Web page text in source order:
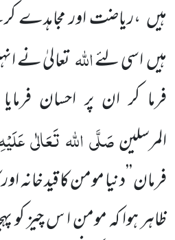
ہیں ،ریاضت اور مجاہدے
ہیں اسی لئےاللہتعالیٰ نے
فرما کر ان پر احسان
المرسلینصَلَّی اللہ تَعَالٰی
فرمان ’’دنیا مومن کا قید خانہ
ظاہر ہوا کہ مومن ا س چیز کو